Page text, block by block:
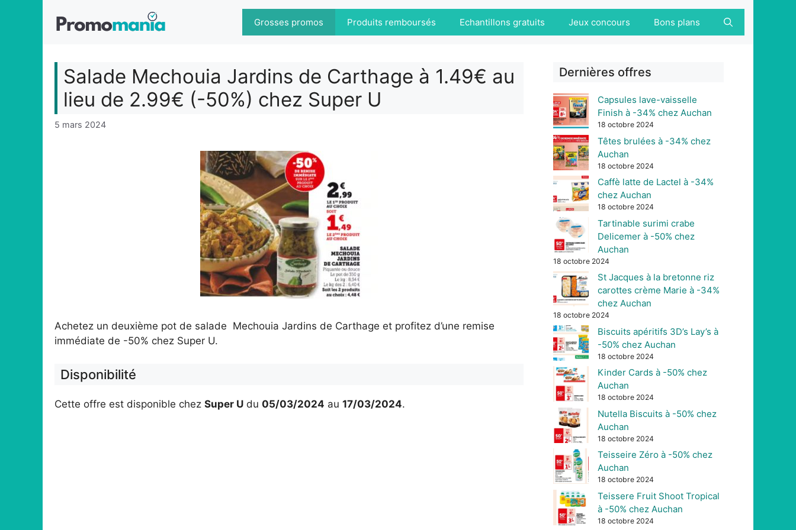
Grosses promos Produits remboursés Echantillons gratuits Jeux concours Bons plans
Salade Mechouia Jardins de Carthage à 1.49€ au
lieu de 2.99€ (-50%) chez Super U
5 mars 2024
Achetez un deuxième pot de salade Mechouia Jardins de Carthage et profitez d’une remise
immédiate de -50% chez Super U.
Disponibilité
Cette offre est disponible chez Super U du 05/03/2024 au 17/03/2024.
Dernières offres
Capsules lave-vaisselle
Finish à -34% chez Auchan
18 octobre 2024
Têtes brulées à -34% chez
Auchan
18 octobre 2024
Caffè latte de Lactel à -34%
chez Auchan
18 octobre 2024
Tartinable surimi crabe
Delicemer à -50% chez
Auchan
18 octobre 2024
St Jacques à la bretonne riz
carottes crème Marie à -34%
chez Auchan
18 octobre 2024
Biscuits apéritifs 3D’s Lay’s à
-50% chez Auchan
18 octobre 2024
Kinder Cards à -50% chez
Auchan
18 octobre 2024
Nutella Biscuits à -50% chez
Auchan
18 octobre 2024
Teisseire Zéro à -50% chez
Auchan
18 octobre 2024
Teissere Fruit Shoot Tropical
à -50% chez Auchan
18 octobre 2024